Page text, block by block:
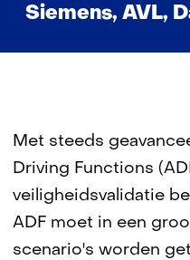
Siemens, AVL,
Met steeds
Driving Functions
veiligheidsvalidatie
ADF moet in een
scenario's worden